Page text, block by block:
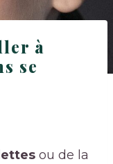
à
se
ou de la